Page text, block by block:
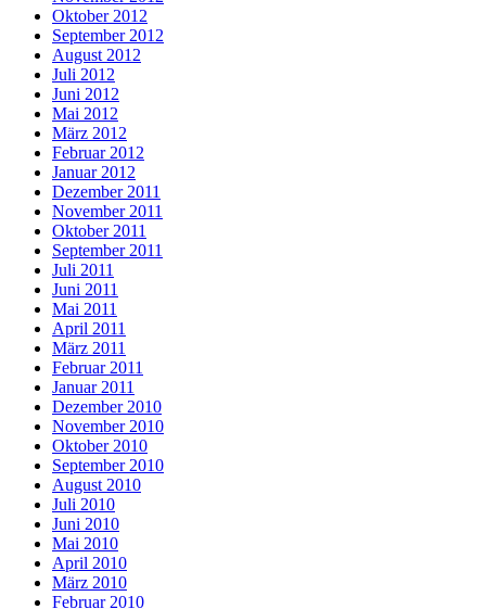
Oktober 2012
September 2012
August 2012
Juli 2012
Juni 2012
Mai 2012
März 2012
Februar 2012
Januar 2012
Dezember 2011
November 2011
Oktober 2011
September 2011
Juli 2011
Juni 2011
Mai 2011
April 2011
März 2011
Februar 2011
Januar 2011
Dezember 2010
November 2010
Oktober 2010
September 2010
August 2010
Juli 2010
Juni 2010
Mai 2010
April 2010
März 2010
Februar 2010